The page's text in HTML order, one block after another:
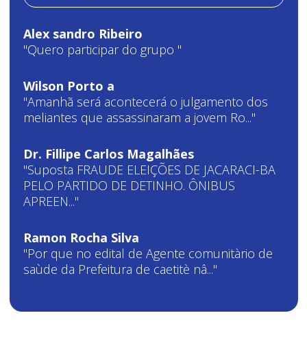
Alex sandro Ribeiro
"Quero participar do grupo "
Wilson Porto a
"Amanhã será acontecerá o julgamento dos
meliantes que assassinaram a jovem Ro..."
Dr. Fillipe Carlos Magalhães
"Suposta FRAUDE ELEIÇÕES DE JACARACI-BA
PELO PARTIDO DE DETINHO. ÔNIBUS
APREEN..."
Ramon Rocha Silva
"Por que no edital de Agente comunitàrio de
saùde da Prefeitura de caetitè nâ..."